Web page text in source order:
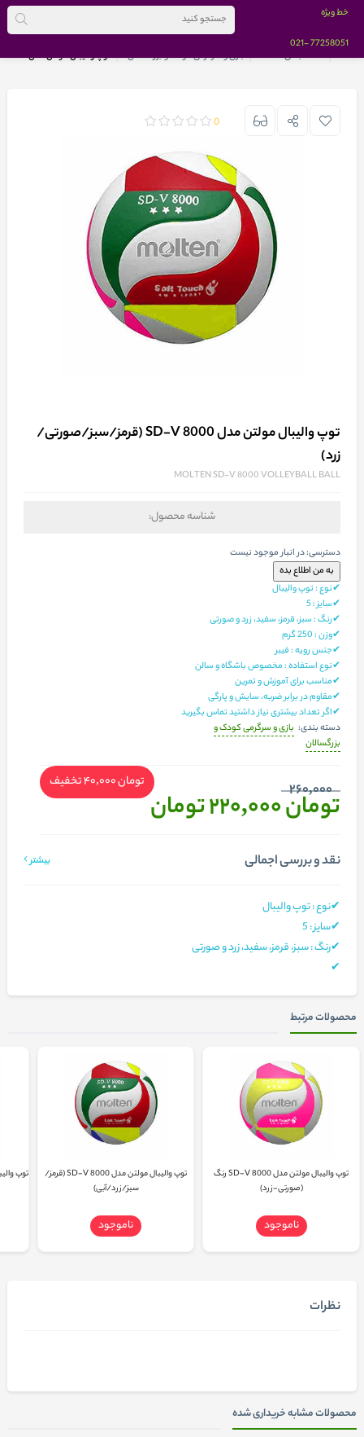
خط ویژه
77258051
-021
خانه
دسته بندی کالاها بازی و سرگرمی کودک و بزرگسالان توپ والیبال مولتن مدل SD-V 8000 (قرمز/سبز/صورتی/زرد)
توپ والیبال مولتن مدل SD-V 8000 (قرمز/سبز/صورتی/
زرد)
MOLTEN SD-V 8000 VOLLEYBALL BALL
شناسه محصول:
دسترسی:در انبار موجود نیست
✔نوع : توپ والیبال
✔سایز: 5
✔رنگ : سبز، قرمز، سفید، زرد و صورتی
✔وزن: 250
گرم
✔جنس رویه : فیبر
✔نوع استفاده : مخصوص باشگاه و سالن
✔مناسب برای آموزش و تمرین
✔مقاوم در برابر ضربه، سایش و پارگی
✔اگر تعداد بیشتری نیاز داشتید تماس بگیرید
دسته بندی: بازی و سرگرمی کودک و
بزرگسالان
260,000
تومان 220,000 تومان
تومان 40,000 تخفیف
0
نقد و بررسی اجمالی بیشتر
✔نوع : توپ والیبال
✔سایز: 5
✔رنگ : سبز، قرمز، سفید، زرد و صورتی
✔
محصولات مرتبط
توپ والیبال مولتن مدل SD-V 8000 رنگ
(صورتی-زرد)
ناموجود
توپ والیبال مولتن مدل SD-V 8000 (قرمز/
سبز/زرد/آبی)
ناموجود
نظرات
محصولات مشابه خریداری شده